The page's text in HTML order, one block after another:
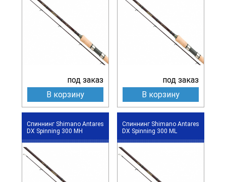
под заказ
В корзину
под заказ
В корзину
Спиннинг Shimano Antares
DX Spinning 300 MH
Спиннинг Shimano Antares
DX Spinning 300 ML